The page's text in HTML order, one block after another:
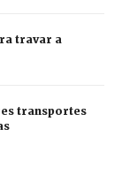
travar a
transportes